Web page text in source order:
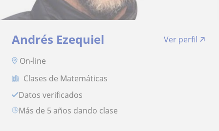
Andrés Ezequiel
Ver perfil
On-line
Clases de Matemáticas
Datos verificados
más de 5 años dando clase